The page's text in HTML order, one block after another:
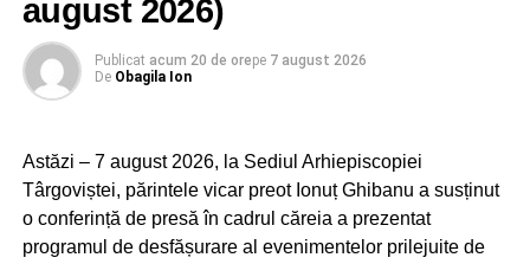
PERPLEX. Pensii umflate la greu cu ore
suplimentare la salariu în ultimele luni de
activitate
august 2026)
Publicat acum 20 de orepe 7 august 2026
De Obagila Ion
Astăzi – 7 august 2026, la Sediul Arhiepiscopiei
Târgoviștei, părintele vicar preot Ionuț Ghibanu a susținut
o conferință de presă în cadrul căreia a prezentat
programul de desfășurare al evenimentelor prilejuite de